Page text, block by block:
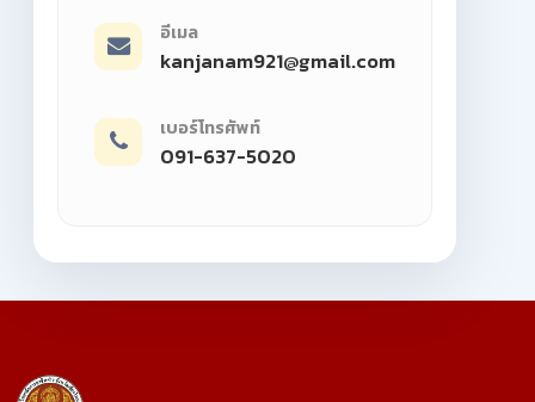
อีเมล
kanjanam921@gmail.com
เบอร์โทรศัพท์
091-637-5020